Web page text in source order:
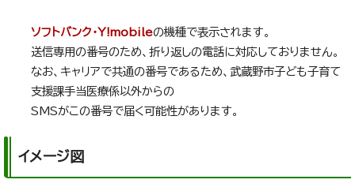
ソフトバンク・Y!mobileの機種で表示されます。
送信専用の番号のため、折り返しの電話に対応しておりません。
なお、キャリアで共通の番号であるため、武蔵野市子ども子育て
支援課手当医療係以外からの
SMSがこの番号で届く可能性があります。
イメージ図